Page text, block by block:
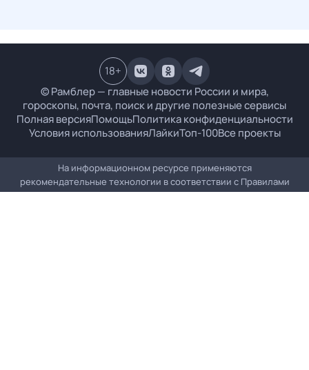
© Рамблер — главные новости России и мира,
гороскопы, почта, поиск и другие полезные сервисы
Полная версияПомощьПолитика конфиденциальности
Условия использованияЛайкиТоп-100Все проекты
18+
На информационном ресурсе применяются
рекомендательные технологии в соответствии с Правилами